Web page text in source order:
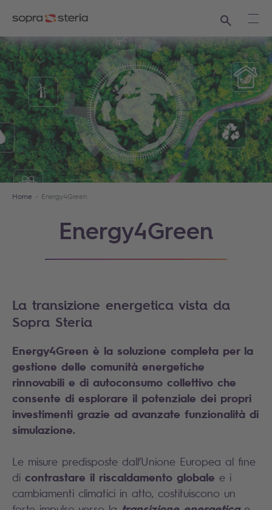
Ricerca
Home Energy4Green
Energy4Green
La transizione energetica vista da
Sopra Steria
Energy4Green è la soluzione completa per la
gestione delle comunità energetiche
rinnovabili e di autoconsumo collettivo che
consente di esplorare il potenziale dei propri
investimenti grazie ad avanzate funzionalità di
simulazione.
Le misure predisposte dall’Unione Europea al fine
di contrastare il riscaldamento globale e i
cambiamenti climatici in atto, costituiscono un